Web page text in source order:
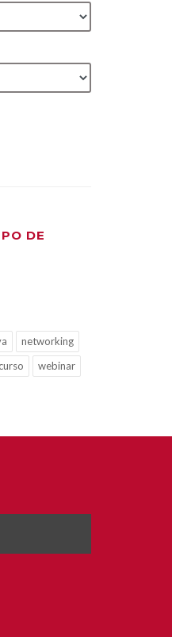
DE
networking
webinar